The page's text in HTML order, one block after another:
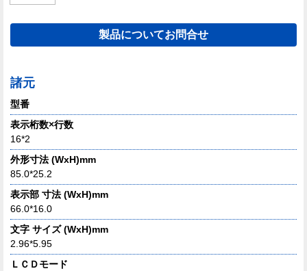
製品についてお問合せ
諸元
型番
表示桁数×行数
16*2
外形寸法 (WxH)mm
85.0*25.2
表示部 寸法 (WxH)mm
66.0*16.0
文字 サイズ (WxH)mm
2.96*5.95
ＬＣＤモード